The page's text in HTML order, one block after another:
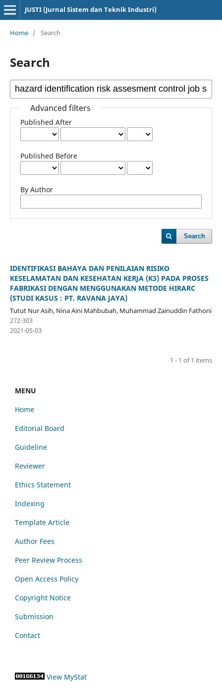
JUSTI (Jurnal Sistem dan Teknik Industri)
Home / Search
Search
Advanced filters
Published After
Published Before
By Author
Search
IDENTIFIKASI BAHAYA DAN PENILAIAN RISIKO
KESELAMATAN DAN KESEHATAN KERJA (K3) PADA PROSES
FABRIKASI DENGAN MENGGUNAKAN METODE HIRARC
(STUDI KASUS : PT. RAVANA JAYA)
Tutut Nur Asih, Nina Aini Mahbubah, Muhammad Zainuddin Fathoni
272-303
2021-05-03
1 - 1 of 1 items
MENU
Home
Editorial Board
Guideline
Reviewer
Ethics Statement
Indexing
Template Article
Author Fees
Peer Review Process
Open Access Policy
Copyright Notice
Submission
Contact
View MyStat